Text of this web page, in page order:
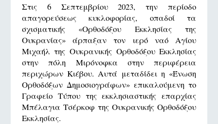
Στις 6 Σεπτεμβρίου 2023, την περίοδο
απαγορεύσεως κυκλοφορίας, οπαδοί τα
σχισματικής «Ορθοδόξου Εκκλησίας της
Ουκρανίας» άρπαξαν τον ιερό ναό Αγίου
Μιχαήλ της Ουκρανικής Ορθοδόξου Εκκλησίας
στην πόλη Μιρόνοφκα στην περιφέρεια
περιχώρων Κιέβου. Αυτά μεταδίδει η «Ένωση
Ορθοδόξων Δημοσιογράφων» επικαλούμενη το
Γραφείο Τύπου της εκκλησιαστικής επαρχίας
Μπέλαγια Τσέρκοφ της Ουκρανικής Ορθοδόξου
Εκκλησίας.